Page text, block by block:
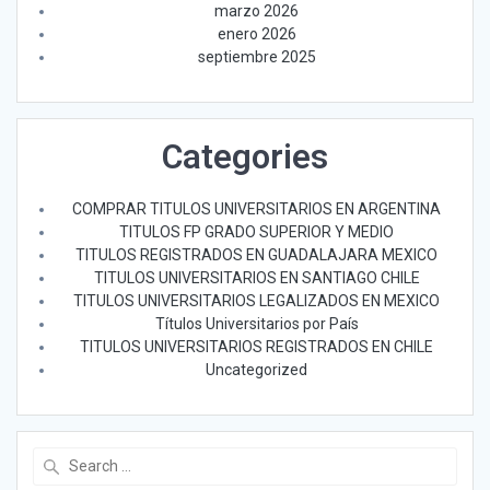
marzo 2026
enero 2026
septiembre 2025
Categories
COMPRAR TITULOS UNIVERSITARIOS EN ARGENTINA
TITULOS FP GRADO SUPERIOR Y MEDIO
TITULOS REGISTRADOS EN GUADALAJARA MEXICO
TITULOS UNIVERSITARIOS EN SANTIAGO CHILE
TITULOS UNIVERSITARIOS LEGALIZADOS EN MEXICO
Títulos Universitarios por País
TITULOS UNIVERSITARIOS REGISTRADOS EN CHILE
Uncategorized